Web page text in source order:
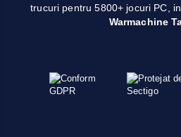
trucuri pentru 5800+ jocuri PC,
Warmachine